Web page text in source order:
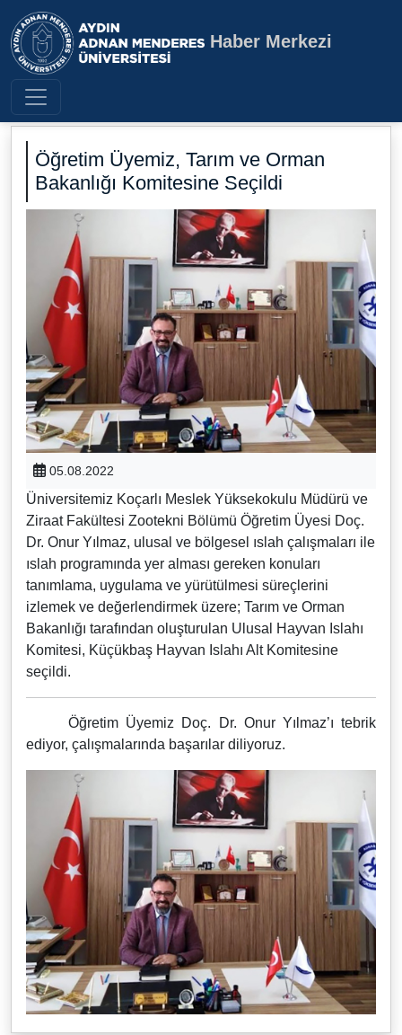
Aydın Adnan Menderes
Haber Merkezi
Öğretim Üyemiz, Tarım ve Orman
Bakanlığı Komitesine Seçildi
05.08.2022
Üniversitemiz Koçarlı Meslek Yüksekokulu Müdürü ve
Ziraat Fakültesi Zootekni Bölümü Öğretim Üyesi Doç.
Dr. Onur Yılmaz, ulusal ve bölgesel ıslah çalışmaları ile
ıslah programında yer alması gereken konuları
tanımlama, uygulama ve yürütülmesi süreçlerini
izlemek ve değerlendirmek üzere; Tarım ve Orman
Bakanlığı tarafından oluşturulan Ulusal Hayvan Islahı
Komitesi, Küçükbaş Hayvan Islahı Alt Komitesine
seçildi.
Öğretim Üyemiz Doç. Dr. Onur Yılmaz’ı tebrik
ediyor, çalışmalarında başarılar diliyoruz.